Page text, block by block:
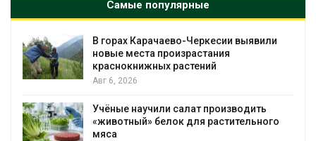
Самые популярные
В горах Карачаево-Черкесии выявили
новые места произрастания
краснокнижных растений
Авг 6, 2026
Учёные научили салат производить
«животный» белок для растительного
мяса